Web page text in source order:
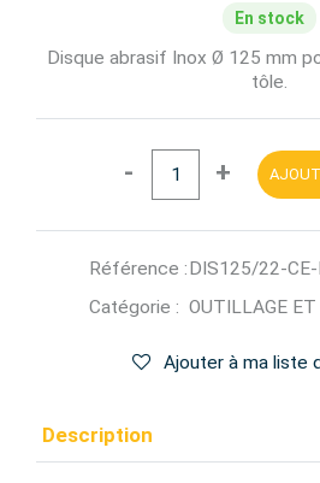
En stock
Disque abrasif Inox Ø 125 mm
tôle.
- +
Référence :DIS125/22-CE-
Catégorie : OUTILLAGE ET
Ajouter à ma liste
Description